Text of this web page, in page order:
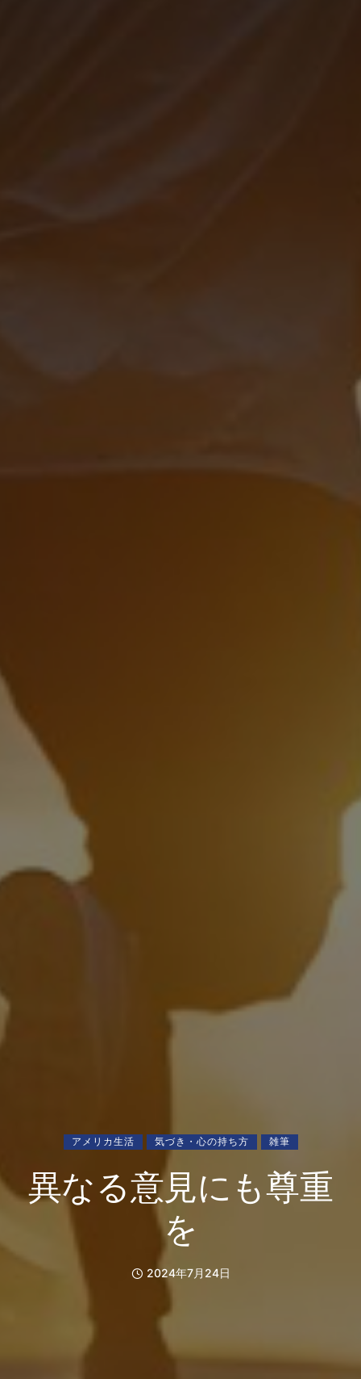
アメリカ生活 気づき・心の持ち方 雑筆
異なる意見にも尊重
を
2024年7月24日